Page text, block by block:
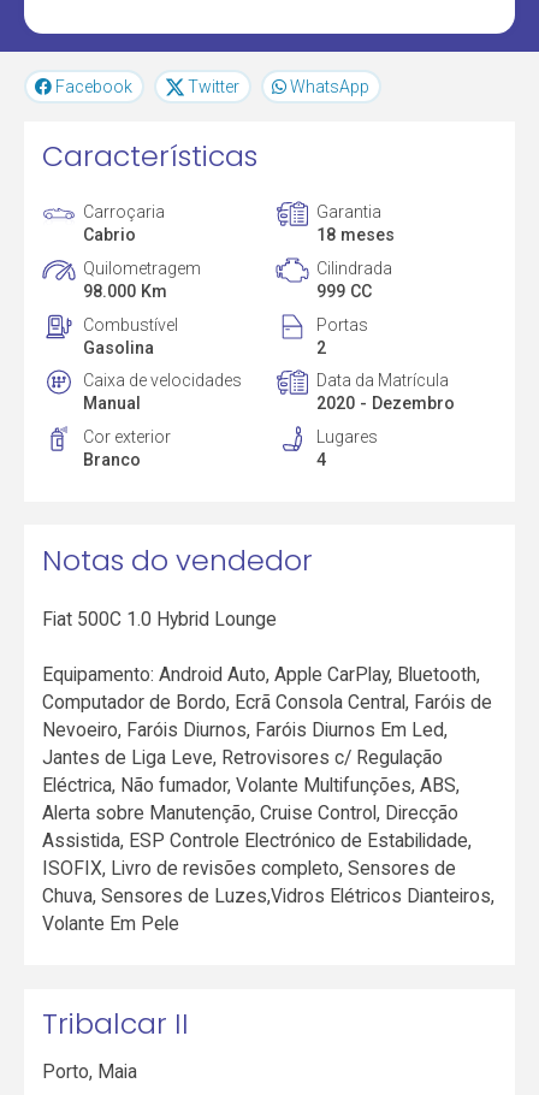
Facebook Twitter WhatsApp
Características
Carroçaria
Cabrio
Garantia
18 meses
Quilometragem
98.000 Km
Cilindrada
999 CC
Combustível
Gasolina
Portas
2
Caixa de velocidades
Manual
Data da Matrícula
2020 - Dezembro
Cor exterior
Branco
Lugares
4
Notas do vendedor
Fiat 500C 1.0 Hybrid Lounge
Equipamento: Android Auto, Apple CarPlay, Bluetooth,
Computador de Bordo, Ecrã Consola Central, Faróis de
Nevoeiro, Faróis Diurnos, Faróis Diurnos Em Led,
Jantes de Liga Leve, Retrovisores c/ Regulação
Eléctrica, Não fumador, Volante Multifunções, ABS,
Alerta sobre Manutenção, Cruise Control, Direcção
Assistida, ESP Controle Electrónico de Estabilidade,
ISOFIX, Livro de revisões completo, Sensores de
Chuva, Sensores de Luzes,Vidros Elétricos Dianteiros,
Volante Em Pele
Tribalcar II
Porto, Maia